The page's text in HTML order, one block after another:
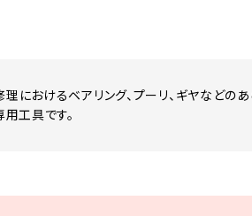
におけるベアリング、プーリ、ギヤなどの
工具です。